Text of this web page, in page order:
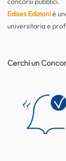
Edises Edizioniè
universitaria e
Cerchi un